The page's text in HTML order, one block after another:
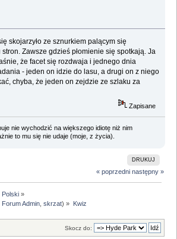
skojarzyło ze sznurkiem palącym się
Zawsze gdzieś płomienie się spotkają. Ja
że facet się rozdwaja i jednego dnia
- jeden on idzie do lasu, a drugi on z niego
chyba, że jeden on zejdzie ze szlaku za
Zapisane
nie wychodzić na większego idiotę niż nim
to mu się nie udaje (moje, z życia).
DRUKUJ
« poprzedni następny »
Polski»
Forum Admin ,skrzat) » Kwiz
Skocz do: